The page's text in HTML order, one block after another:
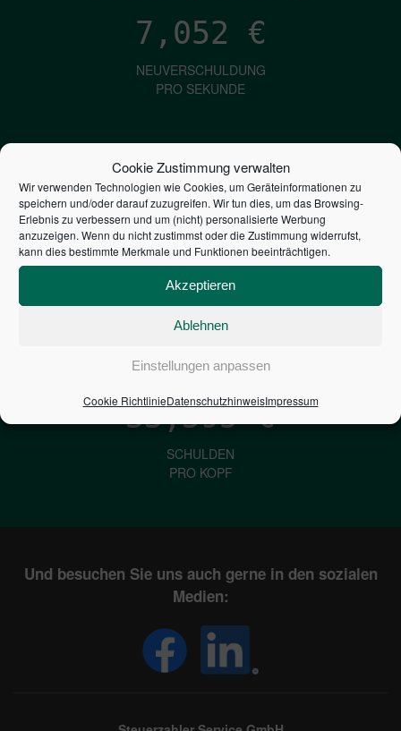
Cookie Zustimmung verwalten
Wir verwenden Technologien wie Cookies, um Geräteinformationen zu
speichern und/oder darauf zuzugreifen. Wir tun dies, um das Browsing-
Erlebnis zu verbessern und um (nicht) personalisierte Werbung
anzuzeigen. Wenn du nicht zustimmst oder die Zustimmung widerrufst,
kann dies bestimmte Merkmale und Funktionen beeinträchtigen.
Akzeptieren
Ablehnen
Einstellungen anpassen
Cookie RichtlinieDatenschutzhinweisImpressum
7,052 €
NEUVERSCHULDUNG
PRO SEKUNDE
1,601€
ZINSEN
PRO SEKUNDE
2,804,135,554,675
STAATSVERSCHULDUNG
33,595€
SCHULDEN
PRO KOPF
Und besuchen Sie uns auch gerne in den sozialen
Medien: